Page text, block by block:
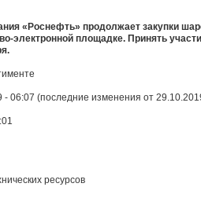
«Роснефть» продолжает закупки
электронной площадке. Принять
- 06:07 (последние изменения от
ресурсов